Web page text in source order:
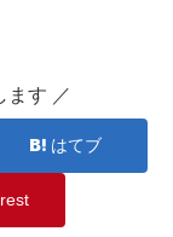
ます ／
はてブ